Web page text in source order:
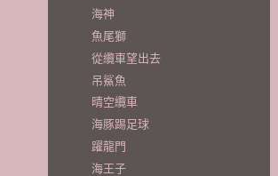
海神
魚尾獅
從纜車望出去
吊鯊魚
晴空纜車
海豚踢足球
躍龍門
海王子